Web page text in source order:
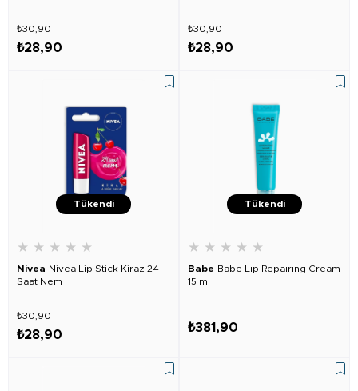
₺28,90
₺30,90
₺28,90
₺30,90
Tükendi
★ ★ ★ ★ ★
Nivea Nivea Lip Stick Kiraz 24
Saat Nem
₺28,90
₺30,90
Tükendi
★ ★ ★ ★ ★
Babe Babe Lıp Repaırıng Cream
15 ml
₺381,90